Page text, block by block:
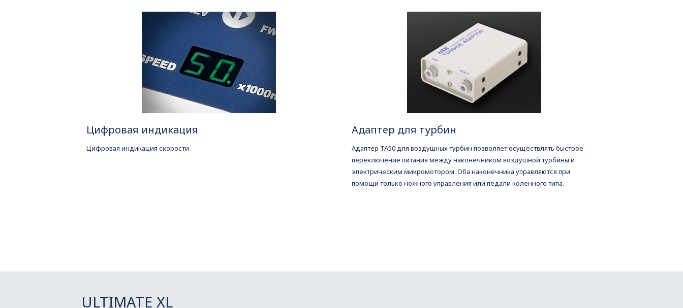
Цифровая индикация
Цифровая индикация скорости
Адаптер для турбин
Адаптер ТА50 для воздушных турбин позволяет осуществлять быстрое
переключение питания между наконечником воздушной турбины и
электрическим микромотором. Оба наконечника управляются при
помощи только ножного управления или педали коленного типа.
ULTIMATE XL